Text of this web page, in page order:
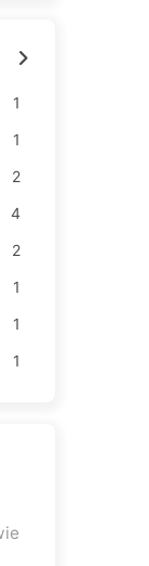
AI
1
1
2
4
2
1
1
1